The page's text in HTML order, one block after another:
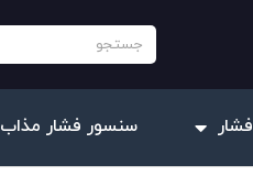
جستجو
فشار سنسور فشار مذاب